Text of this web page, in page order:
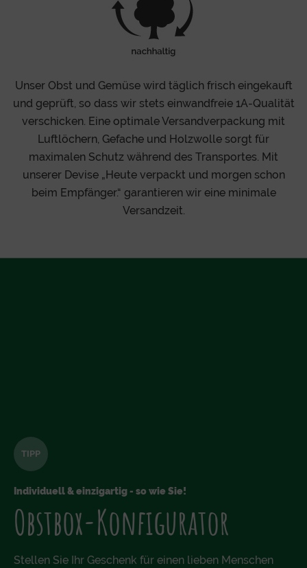
Unser Obst und Gemüse wird täglich frisch eingekauft
und geprüft, so dass wir stets einwandfreie 1A-Qualität
verschicken. Eine optimale Versandverpackung mit
Luftlöchern, Gefache und Holzwolle sorgt für
maximalen Schutz während des Transportes. Mit
unserer Devise „Heute verpackt und morgen schon
beim Empfänger.“ garantieren wir eine minimale
Versandzeit.
TIPP
Individuell & einzigartig - so wie Sie!
Obstbox-Konfigurator
Stellen Sie Ihr Geschenk für einen lieben Menschen